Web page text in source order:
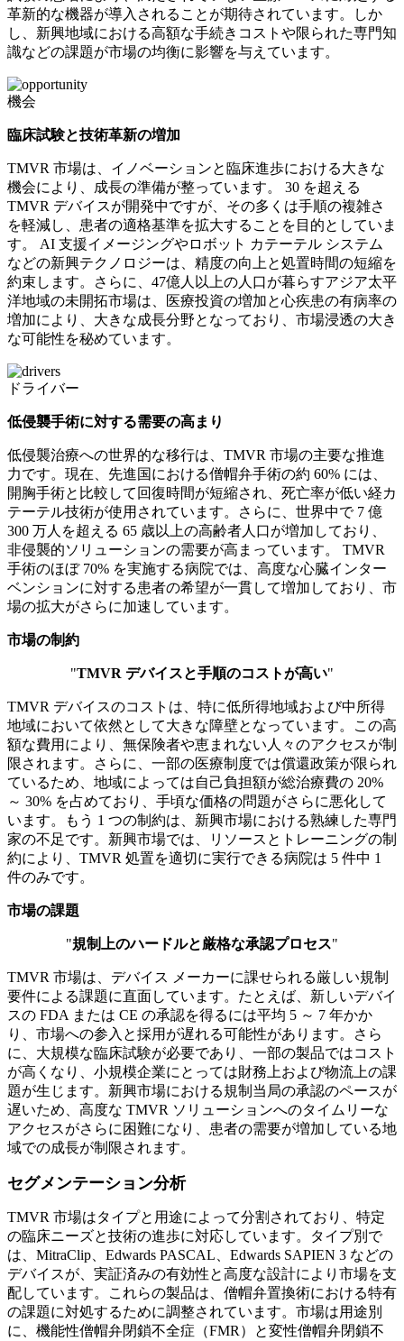
革新的な機器が導入されることが期待されています。しか
し、新興地域における高額な手続きコストや限られた専門知
識などの課題が市場の均衡に影響を与えています。
機会
臨床試験と技術革新の増加
TMVR 市場は、イノベーションと臨床進歩における大きな
機会により、成長の準備が整っています。 30 を超える
TMVR デバイスが開発中ですが、その多くは手順の複雑さ
を軽減し、患者の適格基準を拡大することを目的としていま
す。 AI 支援イメージングやロボット カテーテル システム
などの新興テクノロジーは、精度の向上と処置時間の短縮を
約束します。さらに、47億人以上の人口が暮らすアジア太平
洋地域の未開拓市場は、医療投資の増加と心疾患の有病率の
増加により、大きな成長分野となっており、市場浸透の大き
な可能性を秘めています。
ドライバー
低侵襲手術に対する需要の高まり
低侵襲治療への世界的な移行は、TMVR 市場の主要な推進
力です。現在、先進国における僧帽弁手術の約 60% には、
開胸手術と比較して回復時間が短縮され、死亡率が低い経カ
テーテル技術が使用されています。さらに、世界中で 7 億
300 万人を超える 65 歳以上の高齢者人口が増加しており、
非侵襲的ソリューションの需要が高まっています。 TMVR
手術のほぼ 70% を実施する病院では、高度な心臓インター
ベンションに対する患者の希望が一貫して増加しており、市
場の拡大がさらに加速しています。
市場の制約
"TMVR デバイスと手順のコストが高い"
TMVR デバイスのコストは、特に低所得地域および中所得
地域において依然として大きな障壁となっています。この高
額な費用により、無保険者や恵まれない人々のアクセスが制
限されます。さらに、一部の医療制度では償還政策が限られ
ているため、地域によっては自己負担額が総治療費の 20%
～ 30% を占めており、手頃な価格の問題がさらに悪化して
います。もう 1 つの制約は、新興市場における熟練した専門
家の不足です。新興市場では、リソースとトレーニングの制
約により、TMVR 処置を適切に実行できる病院は 5 件中 1
件のみです。
市場の課題
"規制上のハードルと厳格な承認プロセス"
TMVR 市場は、デバイス メーカーに課せられる厳しい規制
要件による課題に直面しています。たとえば、新しいデバイ
スの FDA または CE の承認を得るには平均 5 ～ 7 年かか
り、市場への参入と採用が遅れる可能性があります。さら
に、大規模な臨床試験が必要であり、一部の製品ではコスト
が高くなり、小規模企業にとっては財務上および物流上の課
題が生じます。新興市場における規制当局の承認のペースが
遅いため、高度な TMVR ソリューションへのタイムリーな
アクセスがさらに困難になり、患者の需要が増加している地
域での成長が制限されます。
セグメンテーション分析
TMVR 市場はタイプと用途によって分割されており、特定
の臨床ニーズと技術の進歩に対応しています。タイプ別で
は、MitraClip、Edwards PASCAL、Edwards SAPIEN 3 などの
デバイスが、実証済みの有効性と高度な設計により市場を支
配しています。これらの製品は、僧帽弁置換術における特有
の課題に対処するために調整されています。市場は用途別
に、機能性僧帽弁閉鎖不全症（FMR）と変性僧帽弁閉鎖不